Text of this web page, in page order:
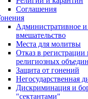
Соглашения
Административное и
вмешательство
Места для молитвы
Отказ в
религиозных
Защита от гонений
Негосударственная
Дискриминация и
"сектантами"